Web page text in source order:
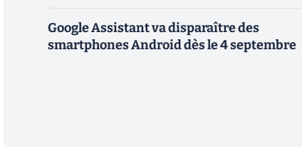
Google Assistant va disparaître des
smartphones Android dès le 4 septembre